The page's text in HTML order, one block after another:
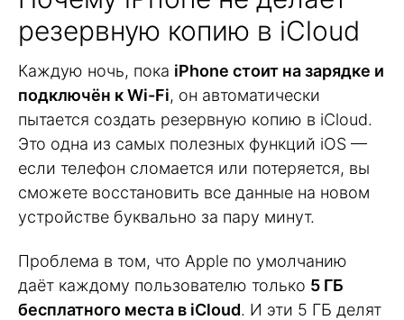
резервную копию в iCloud
Каждую ночь, пока iPhone стоит на зарядке и
подключён к Wi-Fi, он автоматически
пытается создать резервную копию в iCloud.
Это одна из самых полезных функций iOS —
если телефон сломается или потеряется, вы
сможете восстановить все данные на новом
устройстве буквально за пару минут.
Проблема в том, что Apple по умолчанию
даёт каждому пользователю только 5 ГБ
бесплатного места в iCloud. И эти 5 ГБ делят